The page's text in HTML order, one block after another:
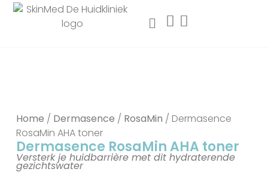
Home / Dermasence / RosaMin / Dermasence
RosaMin AHA toner
Dermasence RosaMin AHA toner
Versterk je huidbarrière met dit hydraterende
gezichtswater